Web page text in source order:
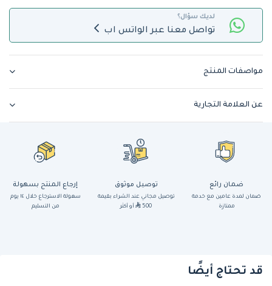
لديك سؤال؟
تواصل معنا عبر الواتس اب
مواصفات المنتج
عن العلامة التجارية
ضمان رائع
ضمان لمدة عامين مع خدمة
ممتازة
توصيل موثوق
توصيل مجاني عند الشراء بقيمة
500
أو أكثر
إرجاع المنتج بسهولة
سهولة الاسترجاع خلال ١٤ يوم
من التسليم
قد تحتاج أيضًا